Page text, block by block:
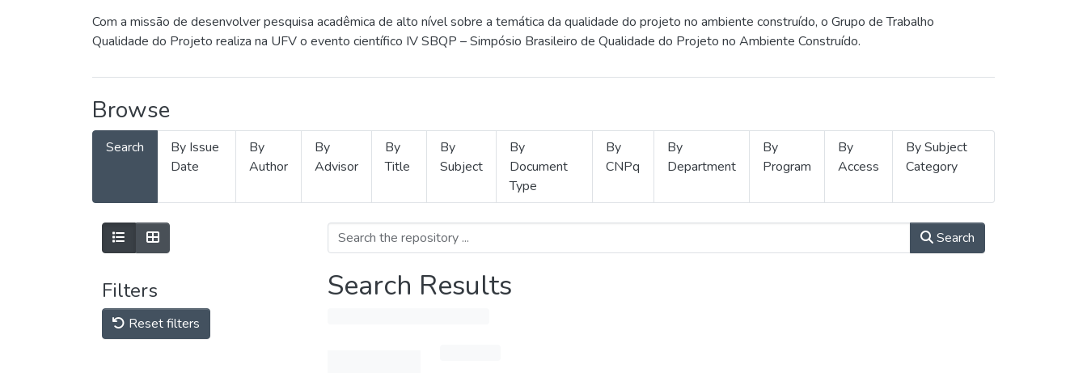
Com a missão de desenvolver pesquisa acadêmica de alto nível sobre a temática da qualidade do projeto no ambiente construído, o Grupo de Trabalho
Qualidade do Projeto realiza na UFV o evento científico IV SBQP – Simpósio Brasileiro de Qualidade do Projeto no Ambiente Construído.
Browse
Search
By Issue
Date
By
Author
By
Advisor
By
Title
By
Subject
By
Document
Type
By
CNPq
By
Department
By
Program
By
Access
By Subject
Category
Filters
Reset filters
Search
Search Results